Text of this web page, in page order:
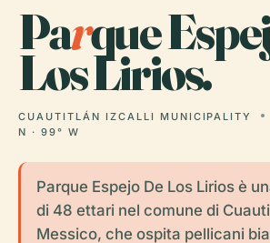
Parque
Los Lirios.
CUAUTITLÁN IZCALLI MUNICIPALITY
N · 99° W
Parque Espejo De Los Lirios è
di 48 ettari nel comune di
Messico, che ospita pellicani